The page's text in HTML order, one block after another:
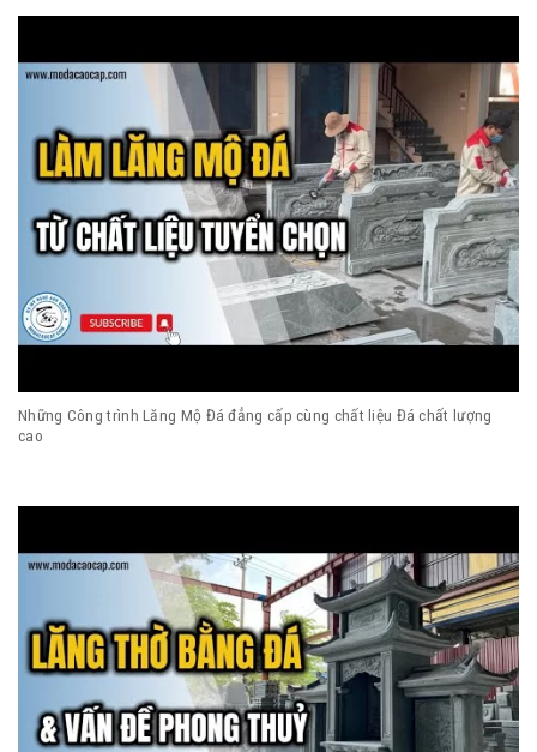
Những Công trình Lăng Mộ Đá đẳng cấp cùng chất liệu Đá chất lượng
cao